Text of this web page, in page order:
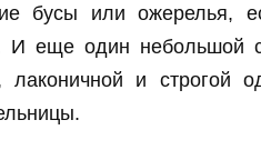
бусы или ожерелья,
И еще один небольшой
и строгой